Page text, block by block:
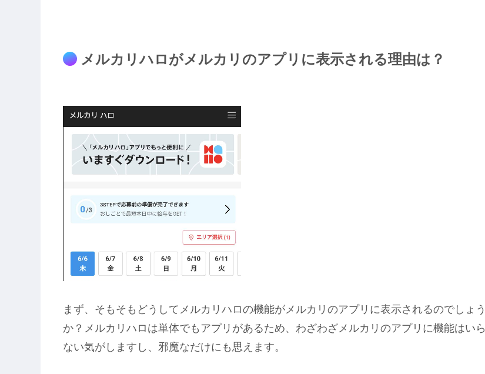
メルカリハロがメルカリのアプリに表示される理由は？
まず、そもそもどうしてメルカリハロの機能がメルカリのアプリに表示されるのでしょう
か？メルカリハロは単体でもアプリがあるため、わざわざメルカリのアプリに機能はいら
ない気がしますし、邪魔なだけにも思えます。